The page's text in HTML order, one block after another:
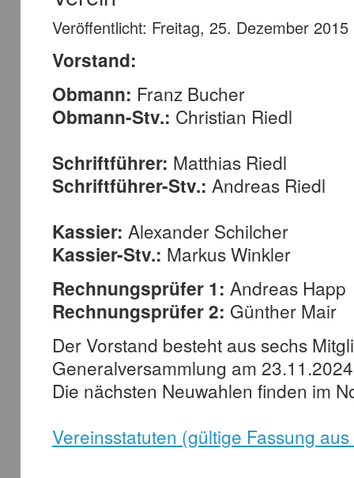
Veröffentlicht: Freitag, 25. Dezember 2015
Vorstand:
Obmann: Franz Bucher
Obmann-Stv.: Christian Riedl
Schriftführer: Matthias Riedl
Schriftführer-Stv.: Andreas Riedl
Kassier: Alexander Schilcher
Kassier-Stv.: Markus Winkler
Rechnungsprüfer 1: Andreas Happ
Rechnungsprüfer 2: Günther Mair
Der Vorstand besteht aus sechs
Generalversammlung am
Die nächsten Neuwahlen finden im
Vereinsstatuten (gültige Fassung